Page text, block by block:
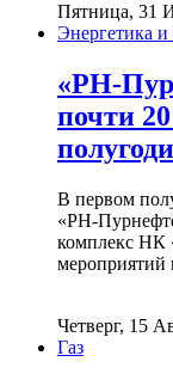
Пятница, 31
Энергетика
«РН-
почти
В первом
«РН-
комплекс НК
мероприятий
Четверг, 15
Газ